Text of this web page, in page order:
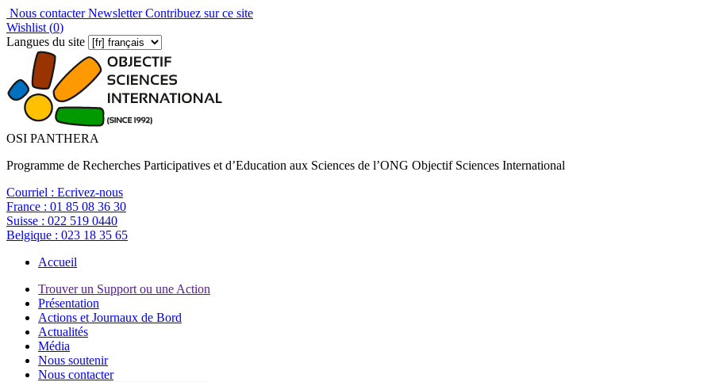
Nous contacterNewsletterContribuez sur ce site
Wishlist (0)
Langues du site
OSI PANTHERA
Programme de Recherches Participatives et d’Education aux Sciences de l’ONG Objectif Sciences International
Courriel : Ecrivez-nous
France : 01 85 08 36 30
Suisse : 022 519 0440
Belgique : 023 18 35 65
Accueil
Trouver un Support ou une Action
Présentation
Actions et Journaux de Bord
Actualités
Média
Nous soutenir
Nous contacter